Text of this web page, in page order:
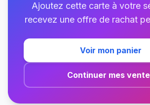
Ajoutez cette carte à votre
recevez une offre de rachat
Voir mon panier
Continuer mes